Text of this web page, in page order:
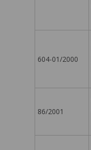
604-01/2000
86/2001